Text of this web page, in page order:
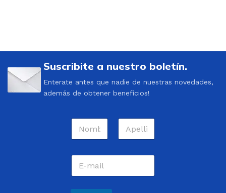
Suscribite a nuestro boletín.
Enterate antes que nadie de nuestras novedades,
además de obtener beneficios!
N
m
*
C
r
r